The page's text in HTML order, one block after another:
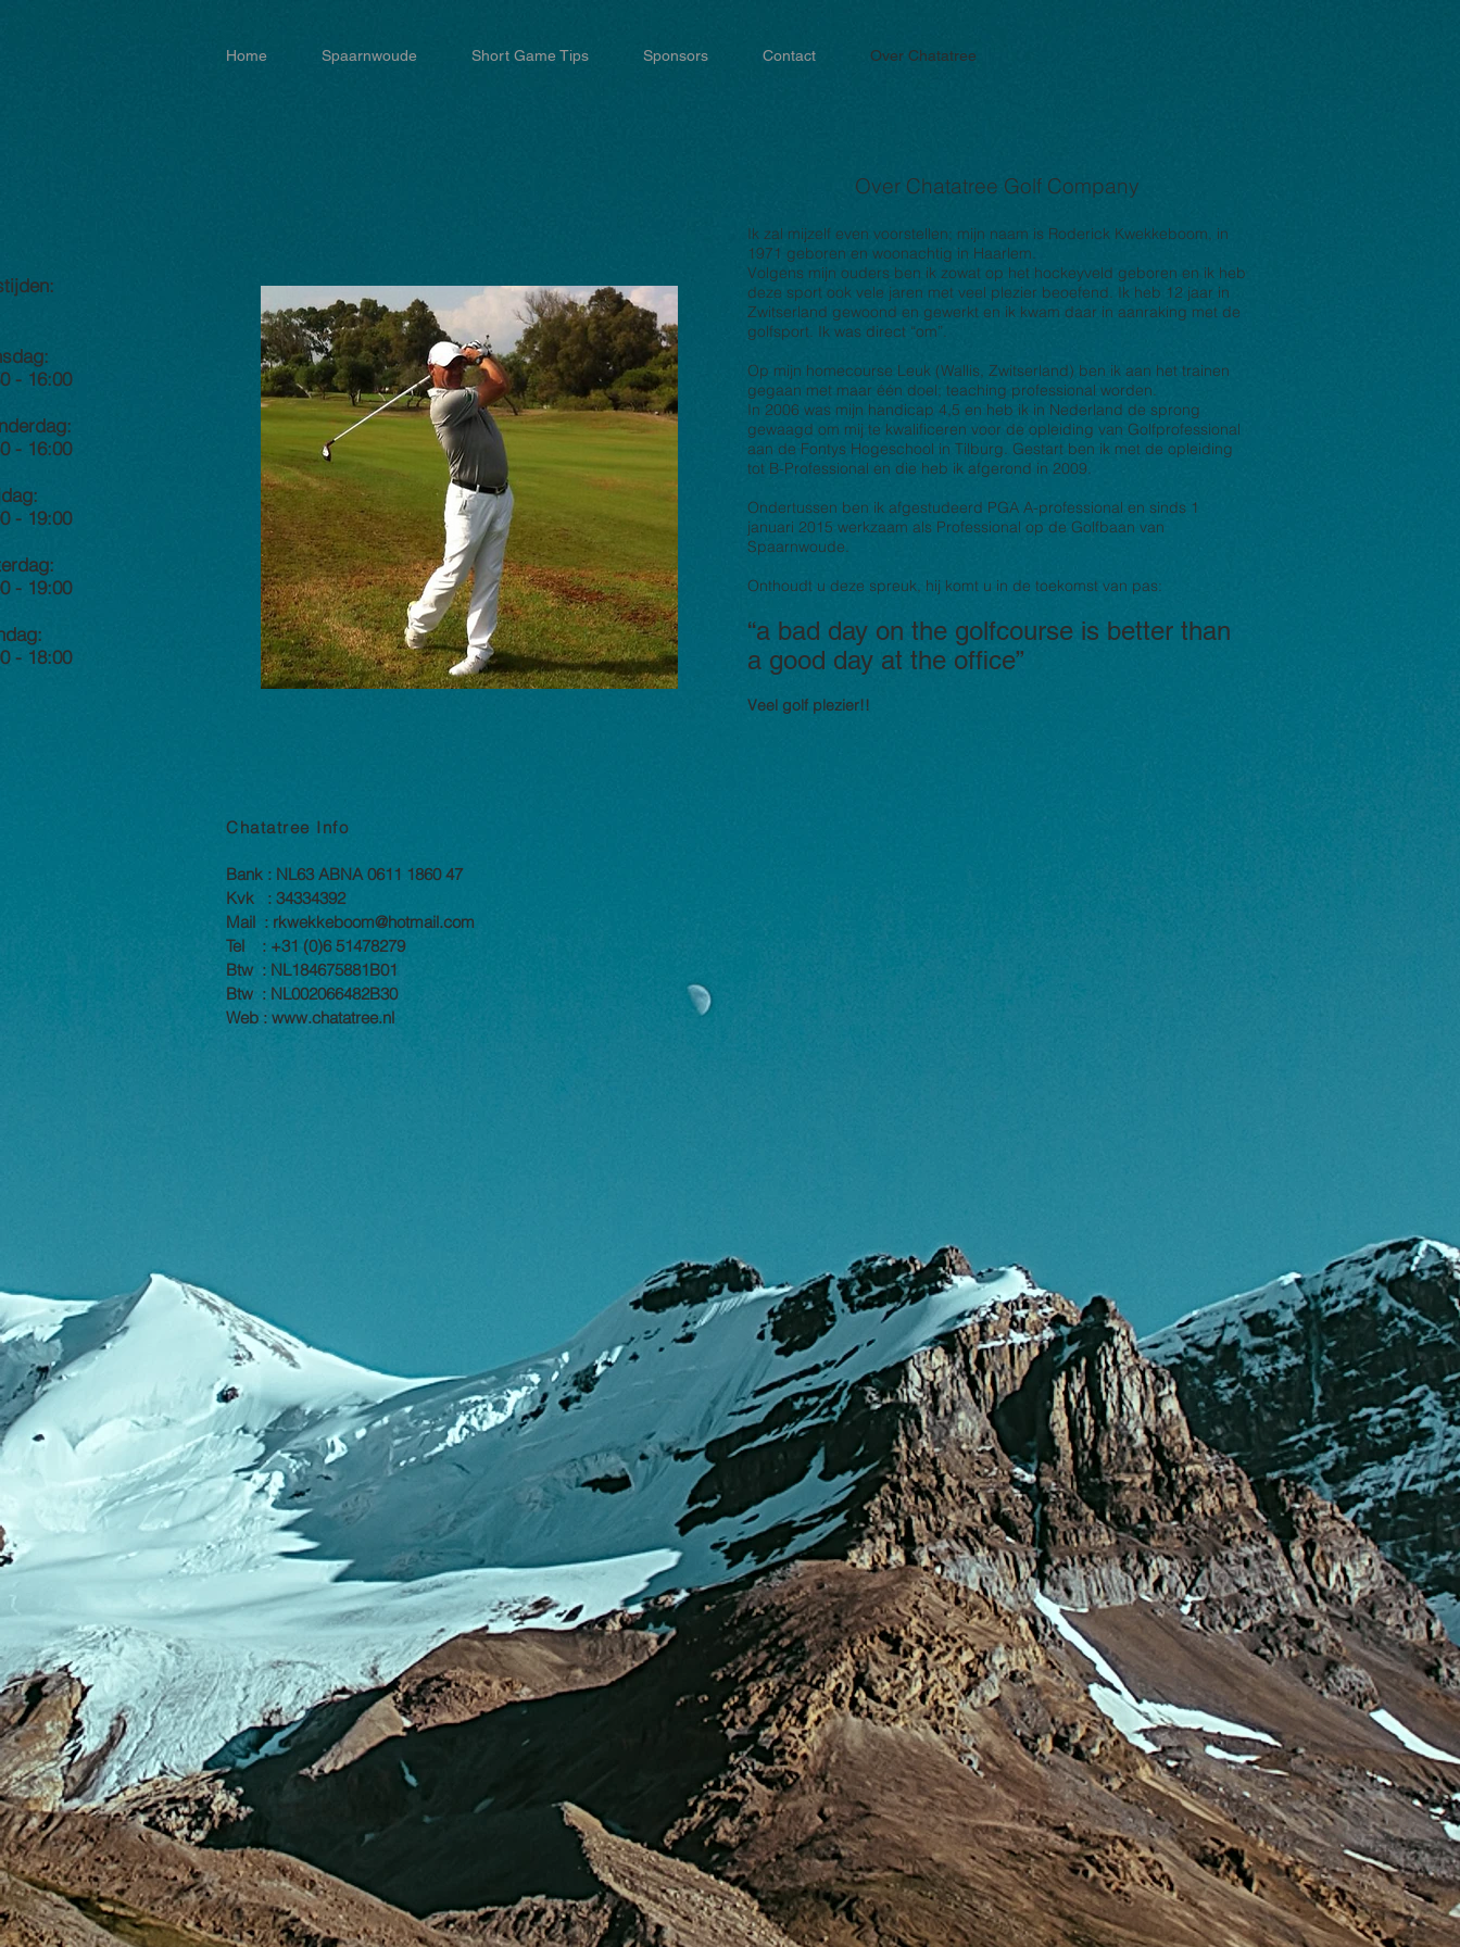
Home Spaarnwoude Short Game Tips Sponsors Contact Over Chatatree
- 16:00
- 16:00
- 19:00
- 19:00
- 18:00
Over Chatatree Golf Company
Ik zal mijzelf even voorstellen; mijn naam is Roderick Kwekkeboom, in
1971 geboren en woonachtig in Haarlem.
Volgens mijn ouders ben ik zowat op het hockeyveld geboren en ik heb
deze sport ook vele jaren met veel plezier beoefend. Ik heb 12 jaar in
Zwitserland gewoond en gewerkt en ik kwam daar in aanraking met de
golfsport. Ik was direct “om”.
Op mijn homecourse Leuk (Wallis, Zwitserland) ben ik aan het trainen
gegaan met maar één doel; teaching professional worden.
In 2006 was mijn handicap 4,5 en heb ik in Nederland de sprong
gewaagd om mij te kwalificeren voor de opleiding van Golfprofessional
aan de Fontys Hogeschool in Tilburg. Gestart ben ik met de opleiding
tot B-Professional en die heb ik afgerond in 2009.
Ondertussen ben ik afgestudeerd PGA A-professional en sinds 1
januari 2015 werkzaam als Professional op de Golfbaan van
Spaarnwoude.
Onthoudt u deze spreuk, hij komt u in de toekomst van pas:
“a bad day on the golfcourse is better than
a good day at the office”
Veel golf plezier!!
Chatatree Info
Bank : NL63 ABNA 0611 1860 47
Kvk : 34334392
Mail : rkwekkeboom@hotmail.com
Tel : +31 (0)6 51478279
Btw : NL184675881B01
Btw : NL002066482B30
Web : www.chatatree.nl